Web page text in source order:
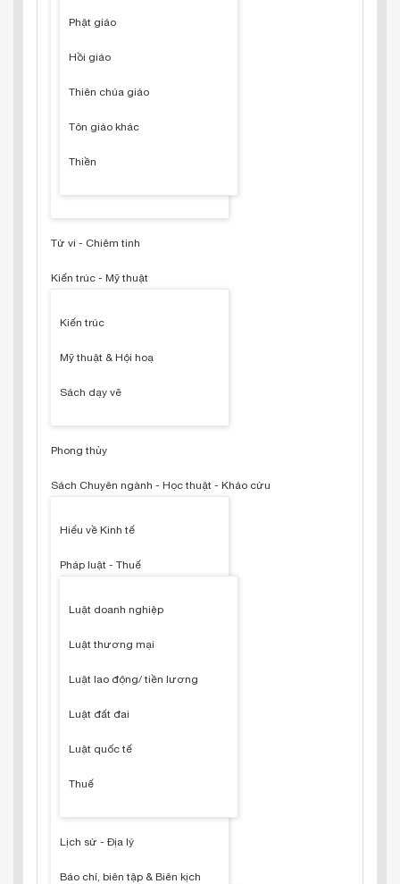
Phật giáo
Hồi giáo
Thiên chúa giáo
Tôn giáo khác
Thiền
Tử vi - Chiêm tinh
Kiến trúc - Mỹ thuật
Kiến trúc
Mỹ thuật & Hội hoạ
Sách dạy vẽ
Phong thủy
Sách Chuyên ngành - Học thuật - Khảo cứu
Hiểu về Kinh tế
Pháp luật - Thuế
Luật doanh nghiệp
Luật thương mại
Luật lao động/ tiền lương
Luật đất đai
Luật quốc tế
Thuế
Lịch sử - Địa lý
Báo chí, biên tập & Biên kịch